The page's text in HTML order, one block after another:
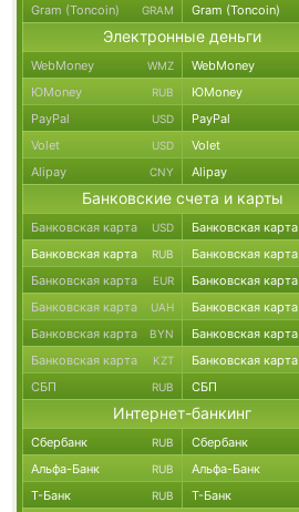
Gram (Toncoin) GRAM Gram (Toncoin)
Электронные деньги
WebMoney WMZ WebMoney
ЮMoney RUB ЮMoney
PayPal USD PayPal
Volet USD Volet
Alipay CNY Alipay
Банковские счета и карты
Банковская карта USD Банковская карта
Банковская карта RUB Банковская карта
Банковская карта EUR Банковская карта
Банковская карта UAH Банковская карта
Банковская карта BYN Банковская карта
Банковская карта KZT Банковская карта
СБП RUB СБП
Интернет-банкинг
Сбербанк RUB Сбербанк
Альфа-Банк RUB Альфа-Банк
Т-Банк RUB Т-Банк